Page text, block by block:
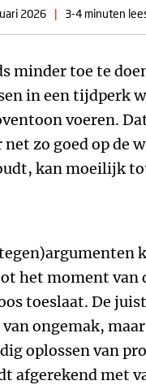
2026 | 3-4 minuten
minder toe te
in een tijdperk
voeren.
zo goed op de
kan moeilijk
het moment van
toeslaat. De
ongemak,
oplossen van
afgerekend met